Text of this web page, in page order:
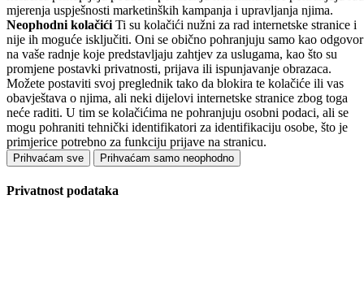
mjerenja uspješnosti marketinških kampanja i upravljanja njima.
Neophodni kolačići Ti su kolačići nužni za rad internetske stranice i
nije ih moguće isključiti. Oni se obično pohranjuju samo kao odgovor
na vaše radnje koje predstavljaju zahtjev za uslugama, kao što su
promjene postavki privatnosti, prijava ili ispunjavanje obrazaca.
Možete postaviti svoj preglednik tako da blokira te kolačiće ili vas
obavještava o njima, ali neki dijelovi internetske stranice zbog toga
neće raditi. U tim se kolačićima ne pohranjuju osobni podaci, ali se
mogu pohraniti tehnički identifikatori za identifikaciju osobe, što je
primjerice potrebno za funkciju prijave na stranicu.
Prihvaćam sve Prihvaćam samo neophodno
Privatnost podataka